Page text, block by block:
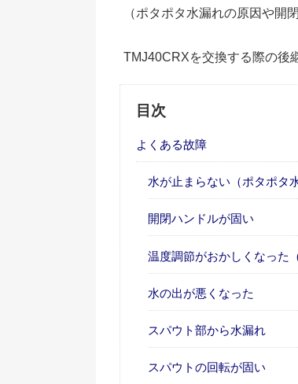
（ポタポタ水漏れの原因や開
TMJ40CRXを交換する際の後
目次
よくある故障
水が止まらない（ポタポタ
開閉ハンドルが固い
温度調節がおかしくなった
水の出が悪くなった
スパウト部から水漏れ
スパウトの回転が固い